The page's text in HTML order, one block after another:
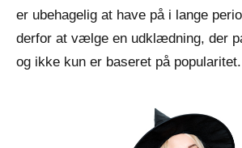
er ubehagelig at have på i lange
derfor at vælge en udklædning, der
og ikke kun er baseret på popularitet.